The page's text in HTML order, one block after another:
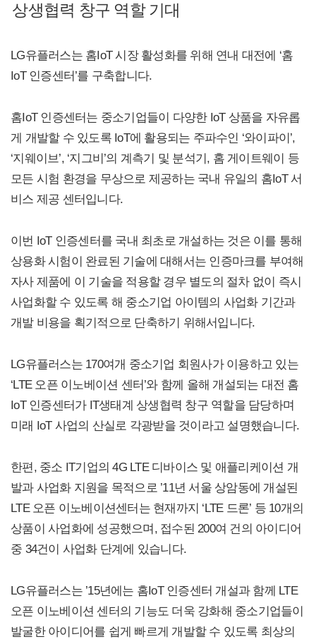
상생협력 창구 역할 기대
LG유플러스는 홈IoT 시장 활성화를 위해 연내 대전에 ‘홈
IoT 인증센터’를 구축합니다.
홈IoT 인증센터는 중소기업들이 다양한 IoT 상품을 자유롭
게 개발할 수 있도록 IoT에 활용되는 주파수인 ‘와이파이’,
‘지웨이브’, ‘지그비’의 계측기 및 분석기, 홈 게이트웨이 등
모든 시험 환경을 무상으로 제공하는 국내 유일의 홈IoT 서
비스 제공 센터입니다.
이번 IoT 인증센터를 국내 최초로 개설하는 것은 이를 통해
상용화 시험이 완료된 기술에 대해서는 인증마크를 부여해
자사 제품에 이 기술을 적용할 경우 별도의 절차 없이 즉시
사업화할 수 있도록 해 중소기업 아이템의 사업화 기간과
개발 비용을 획기적으로 단축하기 위해서입니다.
LG유플러스는 170여개 중소기업 회원사가 이용하고 있는
‘LTE 오픈 이노베이션 센터’와 함께 올해 개설되는 대전 홈
IoT 인증센터가 IT생태계 상생협력 창구 역할을 담당하며
미래 IoT 사업의 산실로 각광받을 것이라고 설명했습니다.
한편, 중소 IT기업의 4G LTE 디바이스 및 애플리케이션 개
발과 사업화 지원을 목적으로 ’11년 서울 상암동에 개설된
LTE 오픈 이노베이션센터는 현재까지 ‘LTE 드론’ 등 10개의
상품이 사업화에 성공했으며, 접수된 200여 건의 아이디어
중 34건이 사업화 단계에 있습니다.
LG유플러스는 ’15년에는 홈IoT 인증센터 개설과 함께 LTE
오픈 이노베이션 센터의 기능도 더욱 강화해 중소기업들이
발굴한 아이디어를 쉽게 빠르게 개발할 수 있도록 최상의